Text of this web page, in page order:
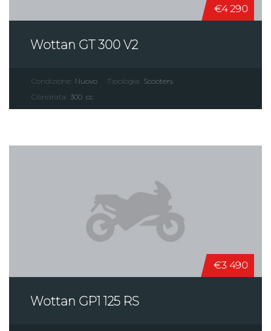
€4 290
Wottan GT 300 V2
Condizione: Nuovo Tipologia: Scooters
Cilindrata: 300 cc
€3 490
Wottan GP1 125 RS